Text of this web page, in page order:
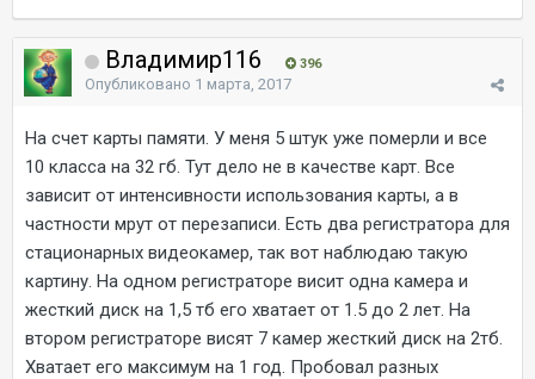
Владимир116 396
Опубликовано 1 марта, 2017
На счет карты памяти. У меня 5 штук уже померли и все
10 класса на 32 гб. Тут дело не в качестве карт. Все
зависит от интенсивности использования карты, а в
частности мрут от перезаписи. Есть два регистратора для
стационарных видеокамер, так вот наблюдаю такую
картину. На одном регистраторе висит одна камера и
жесткий диск на 1,5 тб его хватает от 1.5 до 2 лет. На
втором регистраторе висят 7 камер жесткий диск на 2тб.
Хватает его максимум на 1 год. Пробовал разных